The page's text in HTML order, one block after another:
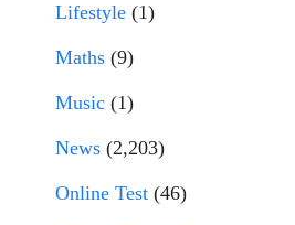
Lifestyle (1)
Maths (9)
Music (1)
News (2,203)
Online Test (46)